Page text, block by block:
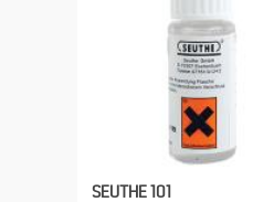
SEUTHE 101